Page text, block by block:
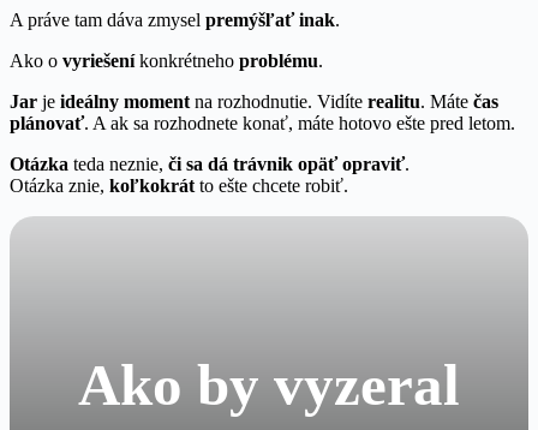
A práve tam dáva zmysel premýšľať inak.
Ako o vyriešeníkonkrétneho problému.
Jar je ideálny moment na rozhodnutie. Vidíte realitu. Máte čas
plánovať. A ak sa rozhodnete konať, máte hotovo ešte pred letom.
Otázka teda neznie, či sa dá trávnik opäť opraviť.
Otázka znie, koľkokrát to ešte chcete robiť.
Ako by vyzeral